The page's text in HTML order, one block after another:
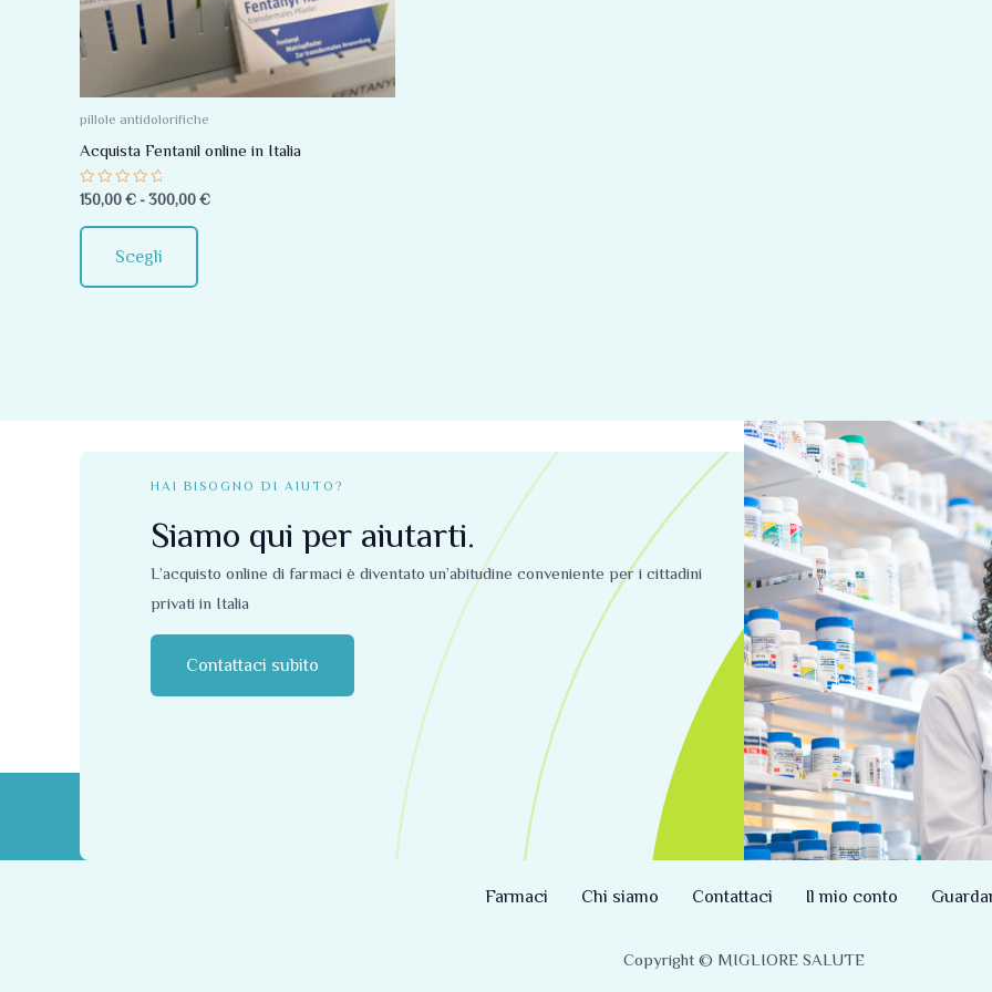
pillole antidolorifiche
Acquista Fentanil online in Italia
Valutato
0
su
5
150,00 € - 300,00 €
Scegli
opzioni
possono
essere
scelte
pagina
del
HAI BISOGNO DI AIUTO?
Siamo qui per aiutarti.
L’acquisto online di farmaci è diventato un’abitudine conveniente per i cittadini
privati ​​in Italia
Contattaci subito
Farmaci Chi siamo Contattaci Il mio conto
Copyright © MIGLIORE SALUTE